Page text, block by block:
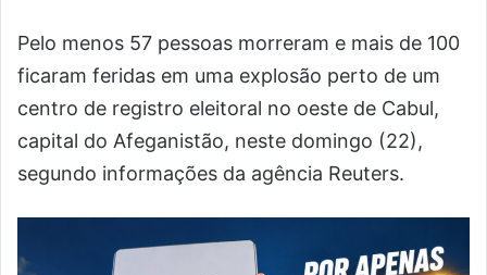
Pelo menos 57 pessoas morreram e mais de 100
ficaram feridas em uma explosão perto de um
centro de registro eleitoral no oeste de Cabul,
capital do Afeganistão, neste domingo (22),
segundo informações da agência Reuters.